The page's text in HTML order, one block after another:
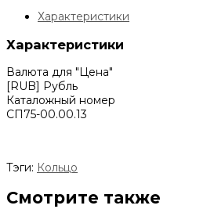
Характеристики
Характеристики
Валюта для "Цена"
[RUB] Рубль
Каталожный номер
СП75-00.00.13
Тэги: Кольцо
Смотрите также